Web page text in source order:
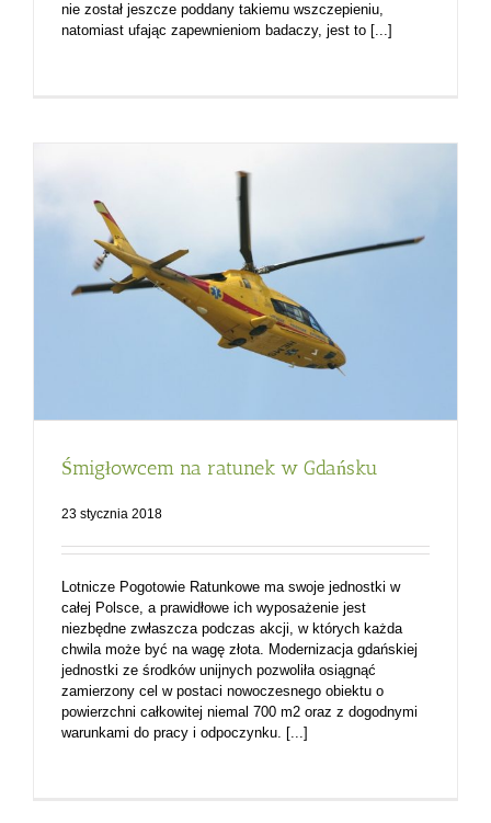
nie został jeszcze poddany takiemu wszczepieniu,
natomiast ufając zapewnieniom badaczy, jest to [...]
Śmigłowcem na ratunek w Gdańsku
23 stycznia 2018
Lotnicze Pogotowie Ratunkowe ma swoje jednostki w
całej Polsce, a prawidłowe ich wyposażenie jest
niezbędne zwłaszcza podczas akcji, w których każda
chwila może być na wagę złota. Modernizacja gdańskiej
jednostki ze środków unijnych pozwoliła osiągnąć
zamierzony cel w postaci nowoczesnego obiektu o
powierzchni całkowitej niemal 700 m2 oraz z dogodnymi
warunkami do pracy i odpoczynku. [...]